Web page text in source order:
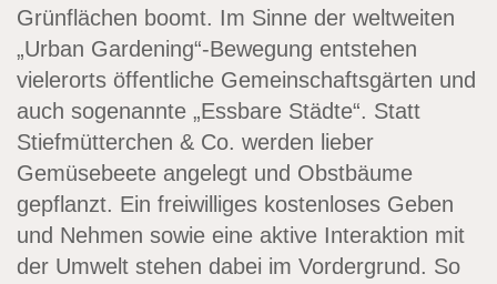
Grünflächen boomt. Im Sinne der weltweiten
„Urban Gardening“-Bewegung entstehen
vielerorts öffentliche Gemeinschaftsgärten und
auch sogenannte „Essbare Städte“. Statt
Stiefmütterchen & Co. werden lieber
Gemüsebeete angelegt und Obstbäume
gepflanzt. Ein freiwilliges kostenloses Geben
und Nehmen sowie eine aktive Interaktion mit
der Umwelt stehen dabei im Vordergrund. So